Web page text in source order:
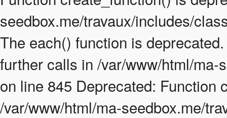
seedbox.me/travaux/includes/
The each() function is
further calls in /var/www/html/ma-
on line 845 Deprecated: Function
/var/www/html/ma-seedbox.me/